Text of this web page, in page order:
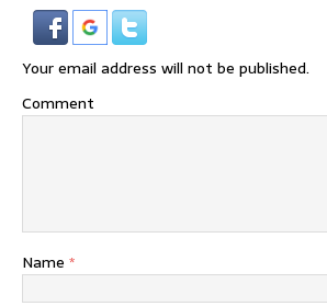
Your email address will not be published.
Comment
Name *